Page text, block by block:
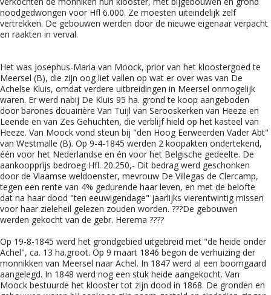
noodgedwongen voor Hfl 6.000. Ze moesten uiteindelijk zelf
vertrekken. De gebouwen werden door de nieuwe eigenaar verpacht
en raakten in verval.
Het was Josephus-Maria van Moock, prior van het kloostergoed te
Meersel (B), die zijn oog liet vallen op wat er over was van De
Achelse Kluis, omdat verdere uitbreidingen in Meersel onmogelijk
waren. Er werd nabij De Kluis 95 ha. grond te koop aangeboden
door barones douairière Van Tuijl van Serooskerken van Heeze en
Leende en van Zes Gehuchten, die verblijf hield op het kasteel van
Heeze. Van Moock vond steun bij "den Hoog Eerweerden Vader Abt"
van Westmalle (B). Op 9-4-1845 werden 2 koopakten ondertekend,
één voor het Nederlandse en én voor het Belgische gedeelte. De
aankoopprijs bedroeg Hfl. 20.250,- Dit bedrag werd geschonken
door de Vlaamse weldoenster, mevrouw De Villegas de Clercamp,
tegen een rente van 4% gedurende haar leven, en met de belofte
dat na haar dood "ten eeuwigendage" jaarlijks vierentwintig missen
voor haar zieleheil gelezen zouden worden. ???De gebouwen
werden gekocht van de gebr. Herema ????
Op 19-8-1845 werd het grondgebied uitgebreid met "de heide onder
Achel", ca. 13 ha.groot. Op 9 maart 1846 begon de verhuizing der
monnikken van Meersel naar Achel. In 1847 werd al een boomgaard
aangelegd. In 1848 werd nog een stuk heide aangekocht. Van
Moock bestuurde het klooster tot zijn dood in 1868. De gronden en